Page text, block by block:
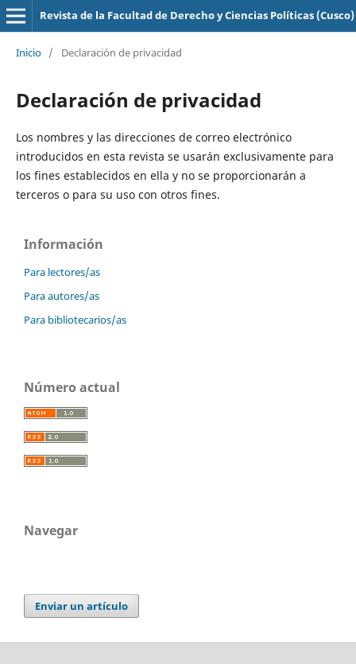
Revista de la Facultad de Derecho y Ciencias Políticas (Cusco)
Inicio / Declaración de privacidad
Declaración de privacidad
Los nombres y las direcciones de correo electrónico
introducidos en esta revista se usarán exclusivamente para
los fines establecidos en ella y no se proporcionarán a
terceros o para su uso con otros fines.
Información
Para lectores/as
Para autores/as
Para bibliotecarios/as
Número actual
Navegar
Enviar un artículo